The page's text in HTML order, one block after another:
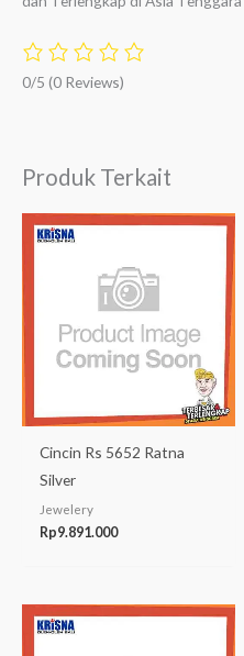
0/5 (0 Reviews)
Produk Terkait
Cincin Rs 5652 Ratna
Silver
Jewelery
Rp9.891.000